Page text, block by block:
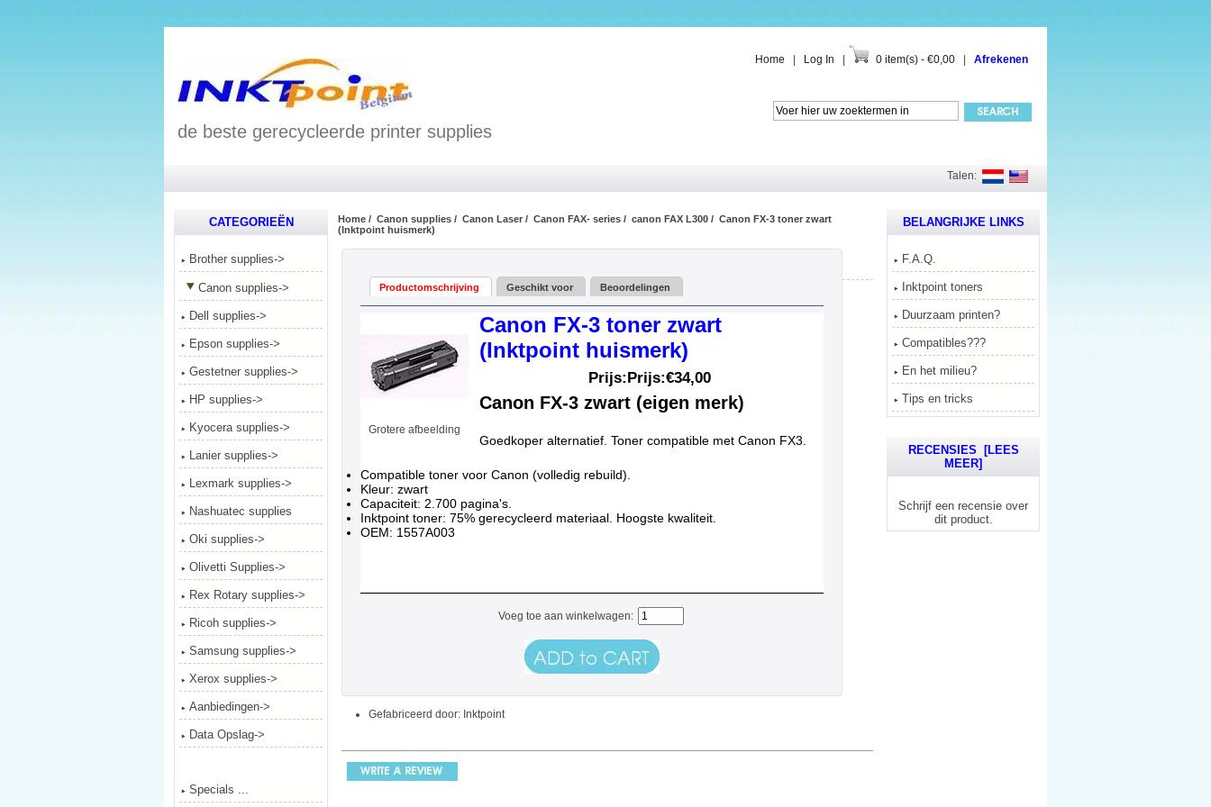
Home Log In 0 item(s) - €0,00 Afrekenen
de beste gerecycleerde printer supplies
Talen:
CATEGORIEËN
Brother supplies->
Canon supplies->
Dell supplies->
Epson supplies->
Gestetner supplies->
HP supplies->
Kyocera supplies->
Lanier supplies->
Lexmark supplies->
Nashuatec supplies
Oki supplies->
Olivetti Supplies->
Rex Rotary supplies->
Ricoh supplies->
Samsung supplies->
Xerox supplies->
Aanbiedingen->
Data Opslag->
Specials ...
Home/ Canon supplies/ Canon Laser/ Canon FAX- series/ canon FAX L300/ Canon FX-3 toner zwart
(Inktpoint huismerk)
Productomschrijving Geschikt voor Beoordelingen
Grotere afbeelding
Canon FX-3 toner zwart
(Inktpoint huismerk)
Prijs:Prijs:€34,00
Canon FX-3 zwart (eigen merk)
Goedkoper alternatief. Toner compatible met Canon FX3.
Compatible toner voor Canon (volledig rebuild).
Kleur: zwart
Capaciteit: 2.700 pagina's.
Inktpoint toner: 75% gerecycleerd materiaal. Hoogste kwaliteit.
OEM: 1557A003
Voeg toe aan winkelwagen:
Gefabriceerd door: Inktpoint
BELANGRIJKE LINKS
F.A.Q.
Inktpoint toners
Duurzaam printen?
Compatibles???
En het milieu?
Tips en tricks
RECENSIES [LEES
MEER]
Schrijf een recensie over
dit product.